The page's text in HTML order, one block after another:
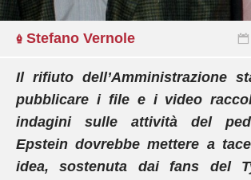
Stefano Vernole
Il rifiuto dell’Amministrazione
pubblicare i file e i video
indagini sulle attività del
Epstein dovrebbe mettere a
idea, sostenuta dai fans del